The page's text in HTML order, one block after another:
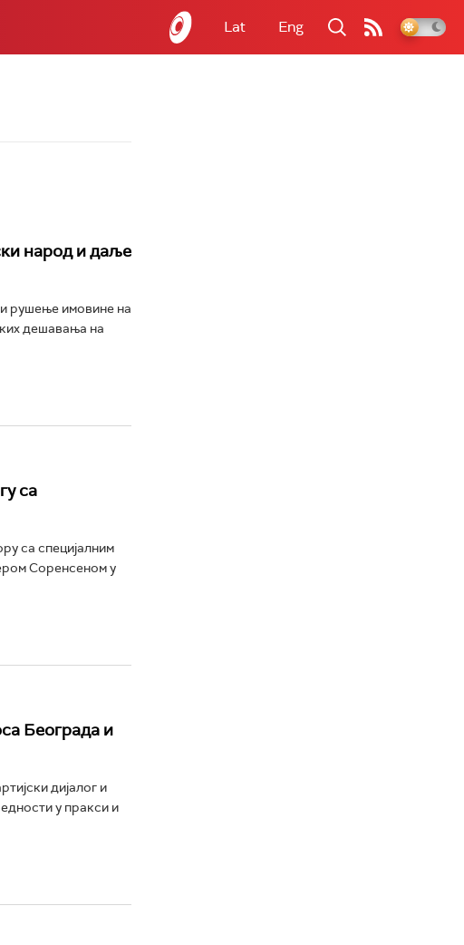
Lat Eng
народ и даље
рушење имовине на
дешавања на
са
са специјалним
Соренсеном у
Београда и
дијалог и
у пракси и